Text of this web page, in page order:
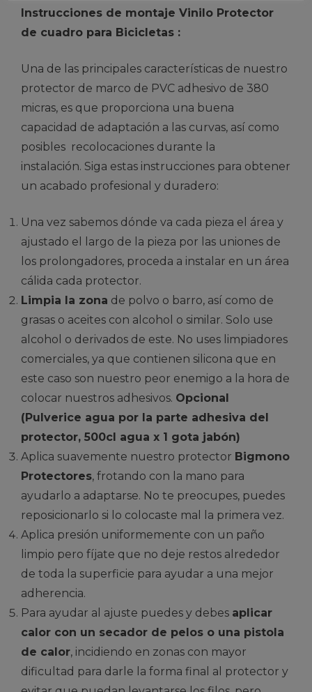
Instrucciones de montaje Vinilo Protector
de cuadro para Bicicletas :
Una de las principales características de nuestro
protector de marco de PVC adhesivo de 380
micras, es que proporciona una buena
capacidad de adaptación a las curvas, así como
posibles recolocaciones durante la
instalación. Siga estas instrucciones para obtener
un acabado profesional y duradero:
Una vez sabemos dónde va cada pieza el área y
ajustado el largo de la pieza por las uniones de
los prolongadores, proceda a instalar en un área
cálida cada protector.
Limpia la zona de polvo o barro, así como de
grasas o aceites con alcohol o similar. Solo use
alcohol o derivados de este. No uses limpiadores
comerciales, ya que contienen silicona que en
este caso son nuestro peor enemigo a la hora de
colocar nuestros adhesivos. Opcional
(Pulverice agua por la parte adhesiva del
protector, 500cl agua x 1 gota jabón)
Aplica suavemente nuestro protector Bigmono
Protectores, frotando con la mano para
ayudarlo a adaptarse. No te preocupes, puedes
reposicionarlo si lo colocaste mal la primera vez.
Aplica presión uniformemente con un paño
limpio pero fíjate que no deje restos alrededor
de toda la superficie para ayudar a una mejor
adherencia.
Para ayudar al ajuste puedes y debes aplicar
calor con un secador de pelos o una pistola
de calor, incidiendo en zonas con mayor
dificultad para darle la forma final al protector y